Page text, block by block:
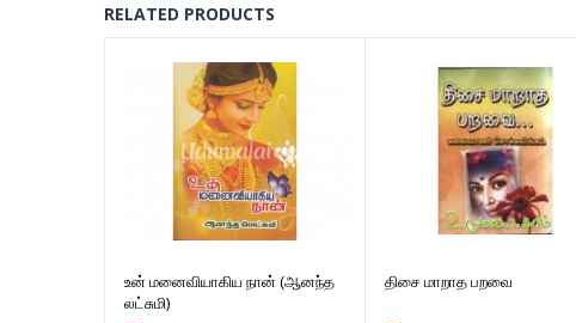
RELATED PRODUCTS
உன் மனைவியாகிய நான் (ஆனந்த
லட்சுமி)
திசை மாறாத பறவை